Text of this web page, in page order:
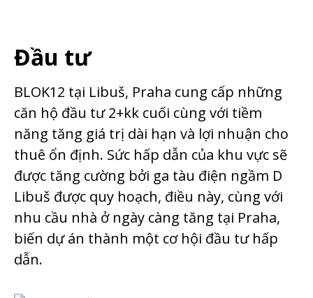
Đầu tư
BLOK12 tại Libuš, Praha cung cấp những
căn hộ đầu tư 2+kk cuối cùng với tiềm
năng tăng giá trị dài hạn và lợi nhuận cho
thuê ổn định. Sức hấp dẫn của khu vực sẽ
được tăng cường bởi ga tàu điện ngầm D
Libuš được quy hoạch, điều này, cùng với
nhu cầu nhà ở ngày càng tăng tại Praha,
biến dự án thành một cơ hội đầu tư hấp
dẫn.